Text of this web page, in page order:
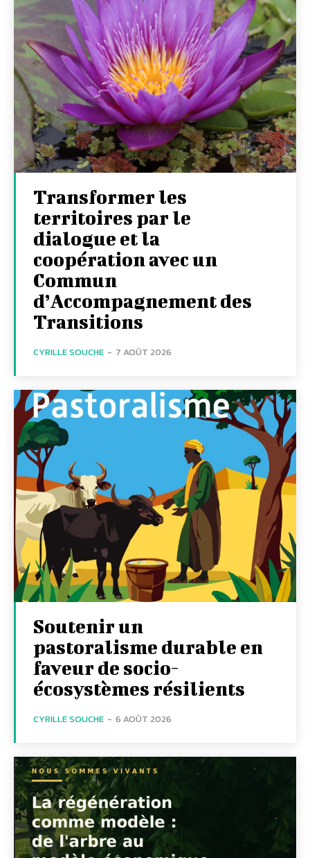
Transformer les
territoires par le
dialogue et la
coopération avec un
Commun
d’Accompagnement des
Transitions
CYRILLE SOUCHE - 7 AOÛT 2026
Soutenir un
pastoralisme durable en
faveur de socio-
écosystèmes résilients
CYRILLE SOUCHE - 6 AOÛT 2026